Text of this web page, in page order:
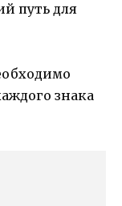
путь для
знака